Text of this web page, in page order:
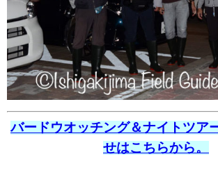
バードウオッチング＆ナイトツア
せはこちらから。